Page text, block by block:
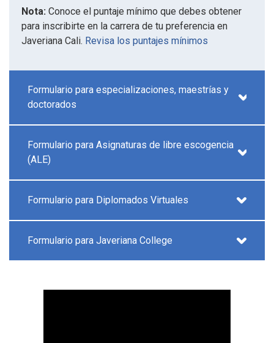
Nota: Conoce el puntaje mínimo que debes obtener
para inscribirte en la carrera de tu preferencia en
Javeriana Cali. Revisa los puntajes mínimos
Formulario para especializaciones, maestrías y
doctorados
Formulario para Asignaturas de libre escogencia
(ALE)
Formulario para Diplomados Virtuales
Formulario para Javeriana College